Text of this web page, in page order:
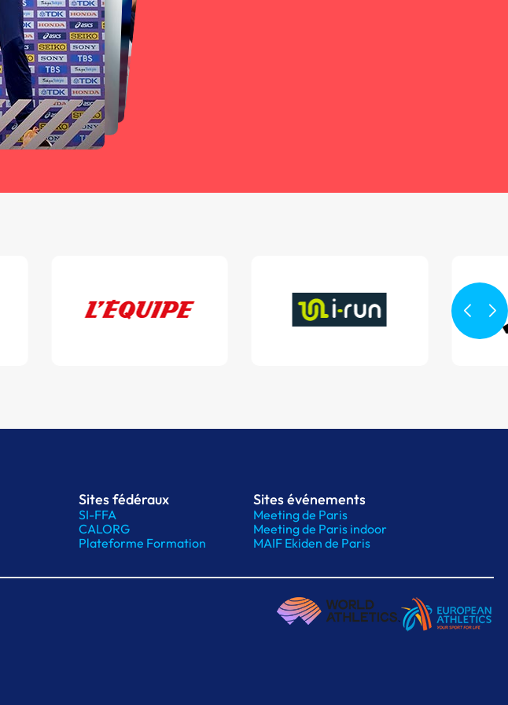
Sites fédéraux
SI-FFA
CALORG
Plateforme Formation
Sites événements
Meeting de Paris
Meeting de Paris indoor
MAIF Ekiden de Paris